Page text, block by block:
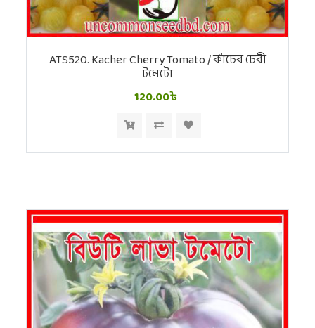
ATS520. Kacher Cherry Tomato / কাঁচের চেরী
টমেটো
120.00৳